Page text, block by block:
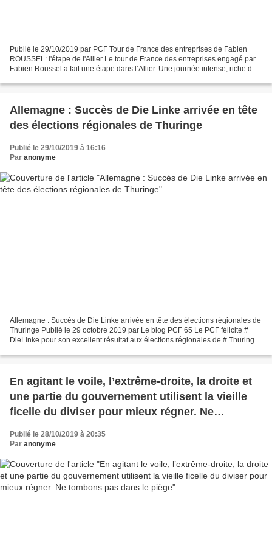
Publié le 29/10/2019 par PCF Tour de France des entreprises de Fabien
ROUSSEL: l'étape de l'Allier Le tour de France des entreprises engagé par
Fabien Roussel a fait une étape dans l’Allier. Une journée intense, riche de
Allemagne : Succès de Die Linke arrivée en tête
des élections régionales de Thuringe
Publié le 29/10/2019 à 16:16
Par anonyme
Allemagne : Succès de Die Linke arrivée en tête des élections régionales de
Thuringe Publié le 29 octobre 2019 par Le blog PCF 65 Le PCF félicite #
DieLinke pour son excellent résultat aux élections régionales de # Thuringe
En agitant le voile, l’extrême-droite, la droite et
une partie du gouvernement utilisent la vieille
ficelle du diviser pour mieux régner. Ne
Publié le 28/10/2019 à 20:35
Par anonyme